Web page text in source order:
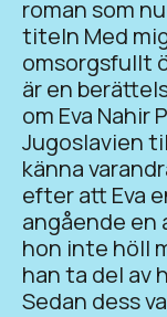
roman som
titeln Med
omsorgsfullt
är en
om Eva Nahir
Jugoslavien
känna
efter att Eva
angående en
hon inte höll
han ta del av
Sedan dess